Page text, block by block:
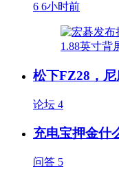
6 6小时前
松下FZ28，
论坛 4
充电宝押金什
问答 5